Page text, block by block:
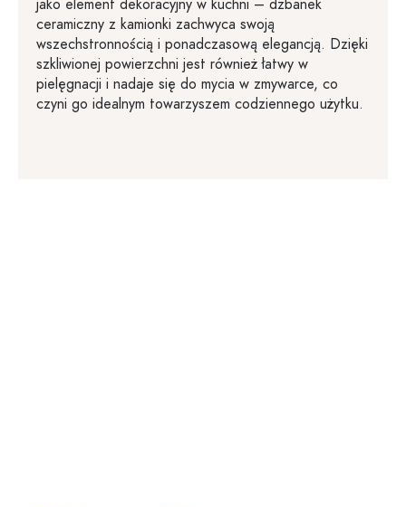
jako element dekoracyjny w kuchni – dzbanek
ceramiczny z kamionki zachwyca swoją
wszechstronnością i ponadczasową elegancją. Dzięki
szkliwionej powierzchni jest również łatwy w
pielęgnacji i nadaje się do mycia w zmywarce, co
czyni go idealnym towarzyszem codziennego użytku.